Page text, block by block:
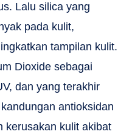
Lalu silica yang
pada kulit,
tampilan kulit.
Dioxide sebagai
dan yang terakhir
antioksidan
kerusakan kulit akibat